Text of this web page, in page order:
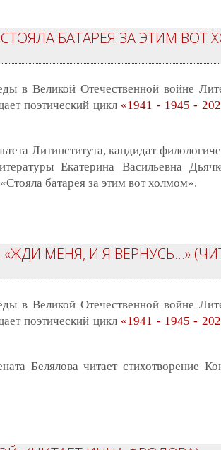
БАТАРЕЯ ЗА ЭТИМ ВОТ
в Великой Отечественной войне
поэтический цикл «1941 - 1945 -
Литинститута, кандидат
Екатерина Васильевна
батарея за этим вот холмом».
МЕНЯ, И Я ВЕРНУСЬ...»
в Великой Отечественной войне
поэтический цикл «1941 - 1945 -
Белялова читает стихотворение